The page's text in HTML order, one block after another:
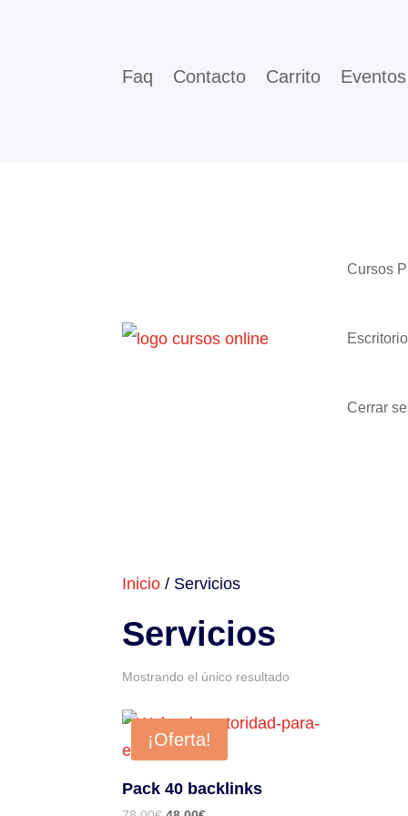
Faq Contacto Carrito Eventos
Cursos
Escritorio
Cerrar
Inicio / Servicios
Servicios
Mostrando el único resultado
¡Oferta!
Pack 40 backlinks